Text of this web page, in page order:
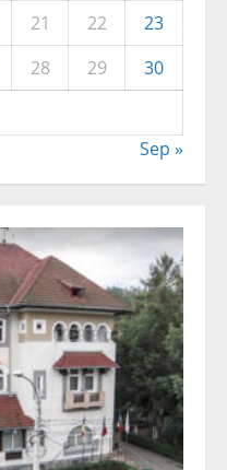
21 22
23
28 29
30
Sep »